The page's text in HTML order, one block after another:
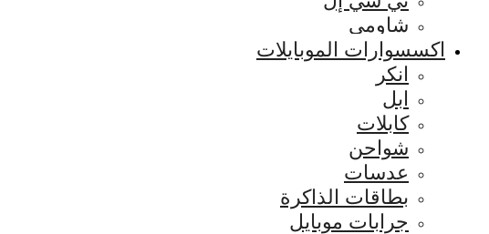
شاومي
اكسسوارات الموبايلات
انكر
ابل
كابلات
شواحن
عدسات
بطاقات الذاكرة
جرابات موبايل